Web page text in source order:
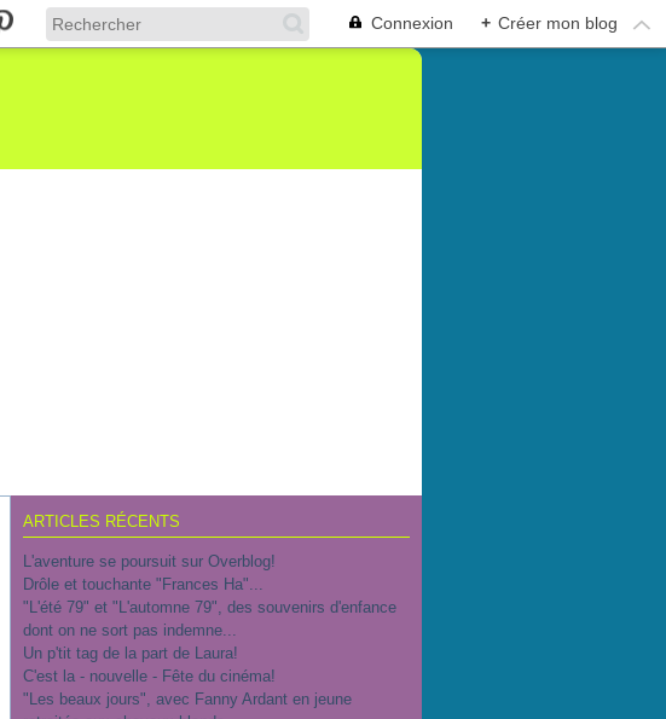
Connexion + Créer mon blog
ARTICLES RÉCENTS
L'aventure se poursuit sur Overblog!
Drôle et touchante "Frances Ha"...
"L'été 79" et "L'automne 79", des souvenirs d'enfance
dont on ne sort pas indemne...
Un p'tit tag de la part de Laura!
C'est la - nouvelle - Fête du cinéma!
"Les beaux jours", avec Fanny Ardant en jeune